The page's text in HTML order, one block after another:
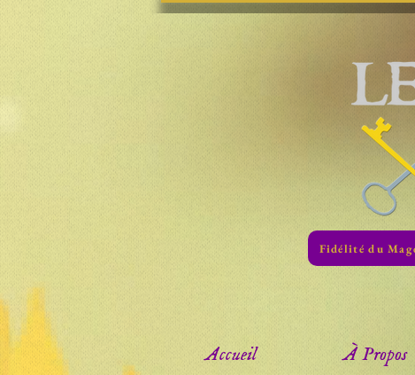
Fidélité du
Accueil À Propos